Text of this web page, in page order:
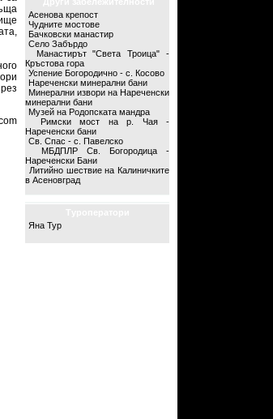
Асенова крепост
Чудните мостове
Бачковски манастир
Село Забърдо
Манастирът "Света Троица" -
Кръстова гора
Успение Богородично - с. Косово
Нареченски минерални бани
Минерални извори на Нареченски
минерални бани
Музей на Родопската мандра
Римски мост на р. Чая -
Нареченски бани
Св. Спас - с. Павелско
МБДПЛР Св. Богородица -
Нареченски Бани
Литийно шествие на Калиничките
в Асеновград
Яна Тур